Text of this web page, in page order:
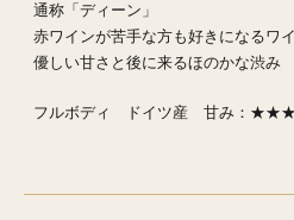
通称「ディーン」
赤ワインが苦手な方も好きになるワイ
優しい甘さと後に来るほのかな渋み
フルボディ ドイツ産 甘み：